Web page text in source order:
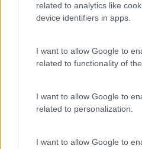
related to analytics like
device identifiers in apps.
I want to allow Google to
related to functionality of
I want to allow Google to
related to personalization.
I want to allow Google to
Artigo De Opinião
Comunicação
Desenvolvimento
Entrevista